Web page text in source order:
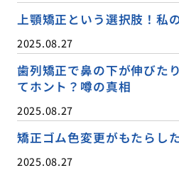
上顎矯正という選択肢！私
2025.08.27
歯列矯正で鼻の下が伸びた
てホント？噂の真相
2025.08.27
矯正ゴム色変更がもたらし
2025.08.27